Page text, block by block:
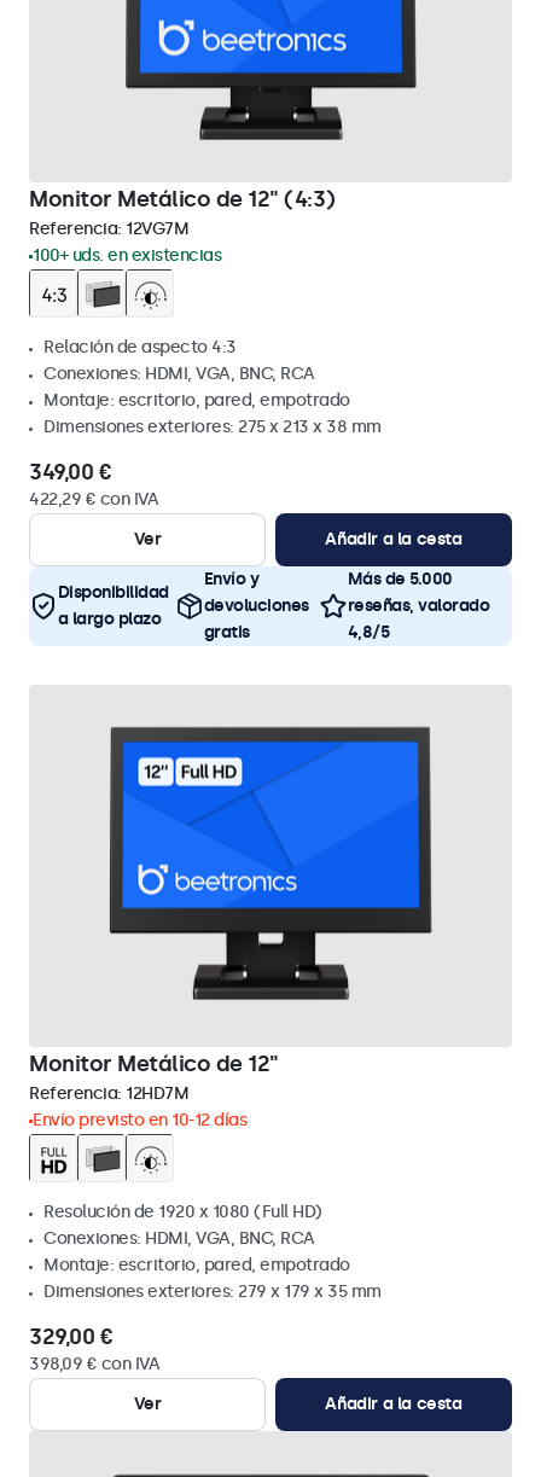
Monitor Metálico de 12" (4:3)
Referencia: 12VG7M
100+ uds. en existencias
Relación de aspecto 4:3
Conexiones: HDMI, VGA, BNC, RCA
Montaje: escritorio, pared, empotrado
Dimensiones exteriores: 275 x 213 x 38 mm
349,00 €
422,29 € con IVA
Ver
Añadir a la cesta
Disponibilidad
a largo plazo
Envío y
devoluciones
gratis
Más de 5.000
reseñas, valorado
4,8/5
Monitor Metálico de 12"
Referencia: 12HD7M
Envío previsto en 10-12 días
Resolución de 1920 x 1080 (Full HD)
Conexiones: HDMI, VGA, BNC, RCA
Montaje: escritorio, pared, empotrado
Dimensiones exteriores: 279 x 179 x 35 mm
329,00 €
398,09 € con IVA
Ver
Añadir a la cesta